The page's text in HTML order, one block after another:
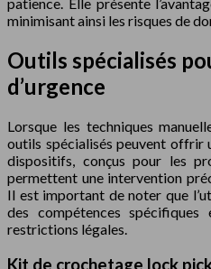
minimisant ainsi les risques de
Outils spécialisés
d’urgence
Lorsque les techniques
outils spécialisés peuvent offrir
dispositifs, conçus pour les
permettent une intervention
Il est important de noter que
des compétences
restrictions légales.
Kit de crochetage lock